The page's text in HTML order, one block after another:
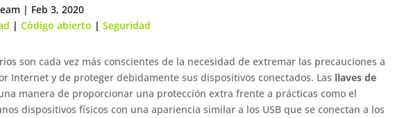
| Feb 3, 2020
| Código abierto | Seguridad
son cada vez más conscientes de la necesidad de extremar las precauciones a
Internet y de proteger debidamente sus dispositivos conectados. Las llaves de
manera de proporcionar una protección extra frente a prácticas como el
dispositivos físicos con una apariencia similar a los USB que se conectan a los